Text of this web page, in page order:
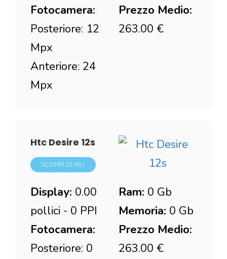
Fotocamera:
Posteriore: 12
Mpx
Anteriore: 24
Mpx
Prezzo Medio:
263.00 €
Htc Desire 12s
SCOPRI DI PIU'
Display: 0.00
pollici - 0 PPI
Fotocamera:
Posteriore: 0
Ram: 0 Gb
Memoria: 0 Gb
Prezzo Medio:
263.00 €